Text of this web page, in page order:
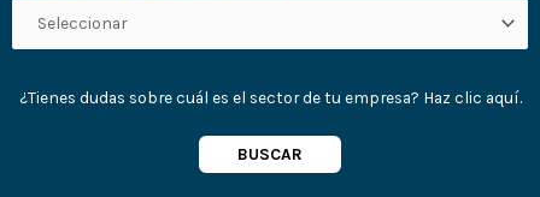
¿Tienes dudas sobre cuál es el sector de tu empresa? Haz clic aquí.
BUSCAR